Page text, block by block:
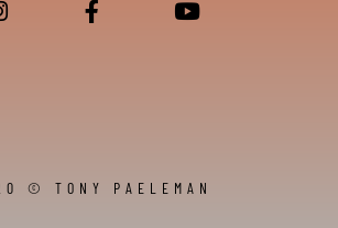
© TONY PAELEMAN